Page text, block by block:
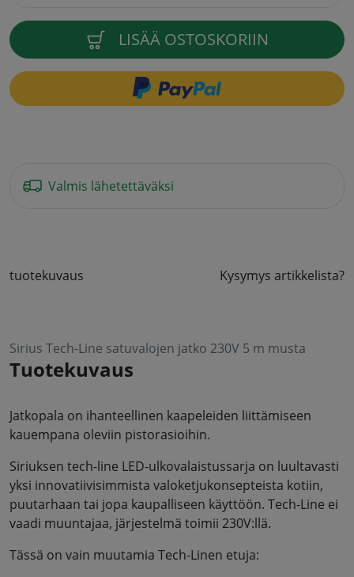
LISÄÄ OSTOSKORIIN
Valmis lähetettäväksi
tuotekuvaus Kysymys artikkelista?
Sirius Tech-Line satuvalojen jatko 230V 5 m musta
Tuotekuvaus
Jatkopala on ihanteellinen kaapeleiden liittämiseen
kauempana oleviin pistorasioihin.
Siriuksen tech-line LED-ulkovalaistussarja on luultavasti
yksi innovatiivisimmista valoketjukonsepteista kotiin,
puutarhaan tai jopa kaupalliseen käyttöön. Tech-Line ei
vaadi muuntajaa, järjestelmä toimii 230V:llä.
Tässä on vain muutamia Tech-Linen etuja: